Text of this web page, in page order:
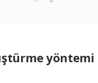
yöntemi